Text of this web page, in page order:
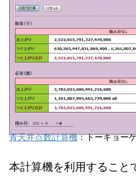
青天井点数計算機：トーキョー
本計算機を利用すること